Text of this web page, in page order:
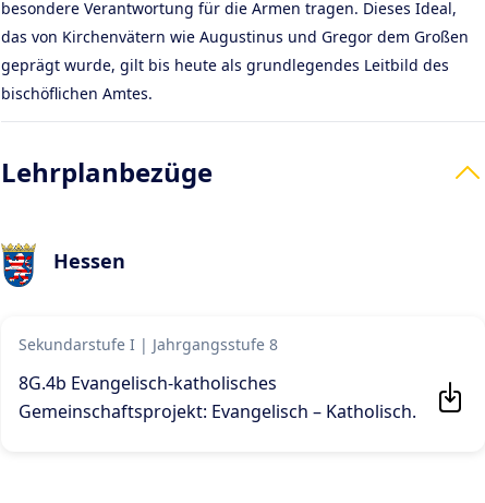
besondere Verantwortung für die Armen tragen. Dieses Ideal,
das von Kirchenvätern wie Augustinus und Gregor dem Großen
geprägt wurde, gilt bis heute als grundlegendes Leitbild des
bischöflichen Amtes.
Lehrplanbezüge
Hessen
Sekundarstufe I | Jahrgangsstufe 8
8G.4b Evangelisch-katholisches
Gemeinschaftsprojekt: Evangelisch – Katholisch.